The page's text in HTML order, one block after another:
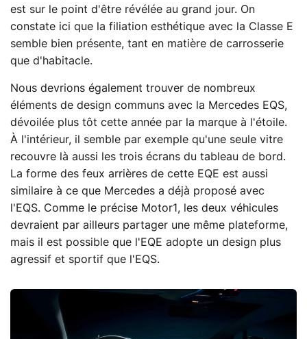
est sur le point d'être révélée au grand jour. On
constate ici que la filiation esthétique avec la Classe E
semble bien présente, tant en matière de carrosserie
que d'habitacle.
Nous devrions également trouver de nombreux
éléments de design communs avec la Mercedes EQS,
dévoilée plus tôt cette année par la marque à l'étoile.
À l'intérieur, il semble par exemple qu'une seule vitre
recouvre là aussi les trois écrans du tableau de bord.
La forme des feux arrières de cette EQE est aussi
similaire à ce que Mercedes a déjà proposé avec
l'EQS. Comme le précise Motor1, les deux véhicules
devraient par ailleurs partager une même plateforme,
mais il est possible que l'EQE adopte un design plus
agressif et sportif que l'EQS.